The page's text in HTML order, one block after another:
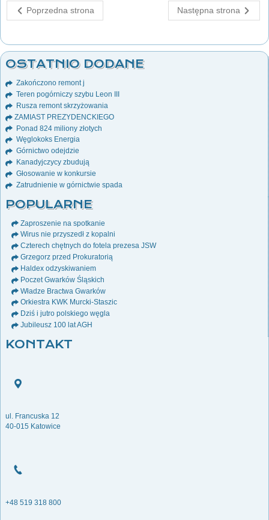
Poprzedna strona Następna strona
OSTATNIO DODANE
Zakończono remont j
Teren pogórniczy szybu Leon III
Rusza remont skrzyżowania
ZAMIAST PREZYDENCKIEGO
Ponad 824 miliony złotych
Węglokoks Energia
Górnictwo odejdzie
Kanadyjczycy zbudują
Głosowanie w konkursie
Zatrudnienie w górnictwie spada
POPULARNE
Zaproszenie na spotkanie
Wirus nie przyszedł z kopalni
Czterech chętnych do fotela prezesa JSW
Grzegorz przed Prokuratorią
Haldex odzyskiwaniem
Poczet Gwarków Śląskich
Władze Bractwa Gwarków
Orkiestra KWK Murcki-Staszic
Dziś i jutro polskiego węgla
Jubileusz 100 lat AGH
KONTAKT
ul. Francuska 12
40-015 Katowice
+48 519 318 800